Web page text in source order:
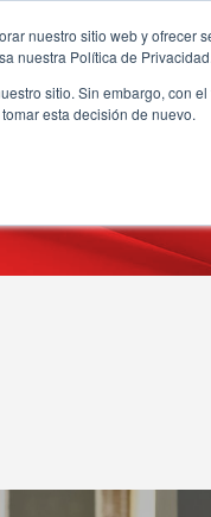
nuestro sitio web y ofrecer
nuestra Política de Privacidad.
sitio. Sin embargo, con
esta decisión de nuevo.